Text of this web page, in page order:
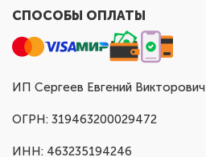
СПОСОБЫ ОПЛАТЫ
ИП Сергеев Евгений Викторович
ОГРН: 319463200029472
ИНН: 463235194246